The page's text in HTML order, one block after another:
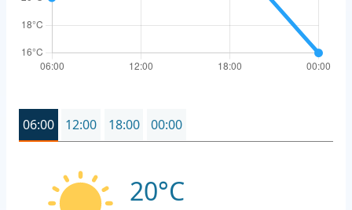
06:00 12:00 18:00 00:00
20°C